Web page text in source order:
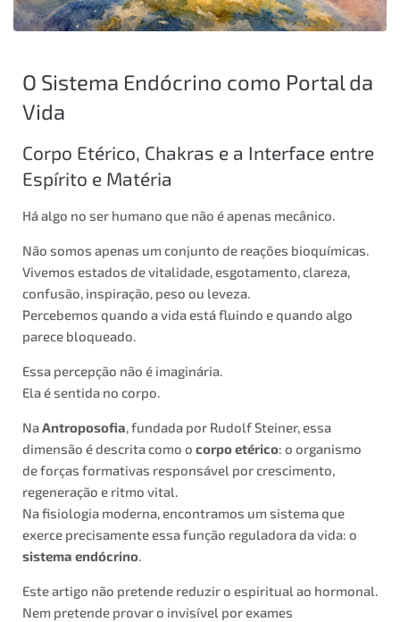
O Sistema Endócrino como Portal da
Vida
Corpo Etérico, Chakras e a Interface entre
Espírito e Matéria
Há algo no ser humano que não é apenas mecânico.
Não somos apenas um conjunto de reações bioquímicas.
Vivemos estados de vitalidade, esgotamento, clareza,
confusão, inspiração, peso ou leveza.
Percebemos quando a vida está fluindo e quando algo
parece bloqueado.
Essa percepção não é imaginária.
Ela é sentida no corpo.
NaAntroposofia, fundada por Rudolf Steiner, essa
dimensão é descrita como o corpo etérico: o organismo
de forças formativas responsável por crescimento,
regeneração e ritmo vital.
Na fisiologia moderna, encontramos um sistema que
exerce precisamente essa função reguladora da vida: o
sistema endócrino.
Este artigo não pretende reduzir o espiritual ao hormonal.
Nem pretende provar o invisível por exames